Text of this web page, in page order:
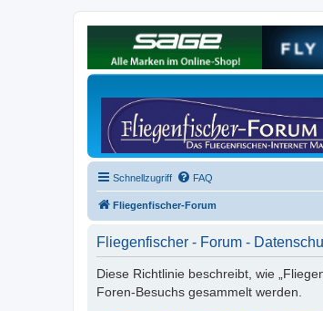
Schnellzugriff FAQ
Fliegenfischer-Forum
Fliegenfischer - Forum -
Diese Richtlinie beschreibt, wie
Foren-Besuchs gesammelt werden.